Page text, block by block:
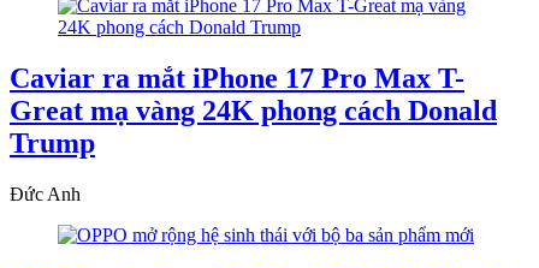
Caviar ra mắt iPhone 17 Pro Max T-
Great mạ vàng 24K phong cách Donald
Trump
Đức Anh